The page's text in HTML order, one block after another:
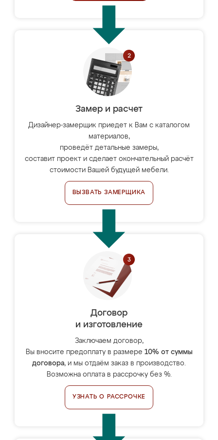
Замер и расчет
Дизайнер-замерщик приедет к Вам с каталогом
материалов,
проведёт детальные замеры,
составит проект и сделает окончательный расчёт
стоимости Вашей будущей мебели.
ВЫЗВАТЬ ЗАМЕРЩИКА
Договор
и изготовление
Заключаем договор,
Вы вносите предоплату в размере 10% от суммы
договора, и мы отдаём заказ в производство.
Возможна оплата в рассрочку без %.
УЗНАТЬ О РАССРОЧКЕ